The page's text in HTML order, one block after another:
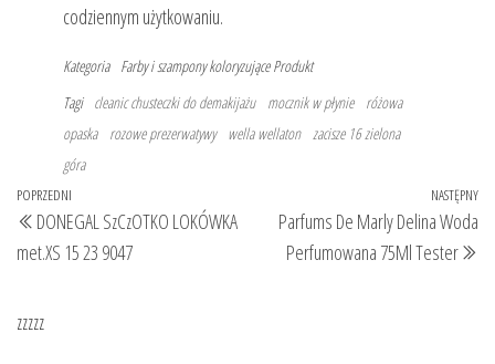
codziennym użytkowaniu.
Kategoria Farby i szampony koloryzujące Produkt
Tagi cleanic chusteczki do demakijażu mocznik w płynie
różowa
opaska
rozowe prezerwatywy wella wellaton
zacisze 16 zielona
góra
Nawigacja
wpisu
Poprzedni
wpis
POPRZEDNI
DONEGAL SzCzOTKO LOKÓWKA
met.XS 15 23 9047
NASTĘPNY
Parfums De Marly Delina Woda
Perfumowana 75Ml Tester
zzzzz